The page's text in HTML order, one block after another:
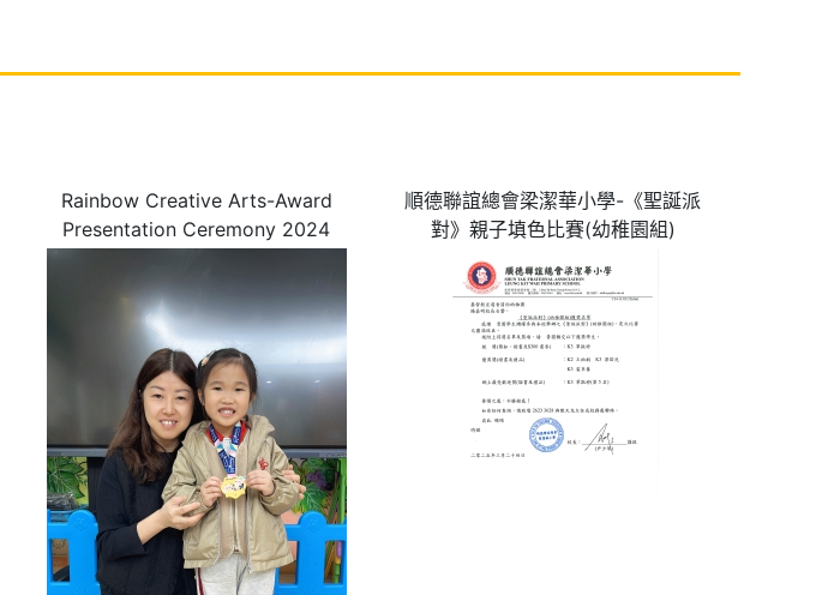
Rainbow Creative Arts-Award
Presentation Ceremony 2024
順德聯誼總會梁潔華小學-《聖誕派
對》親子填色比賽(幼稚園組)